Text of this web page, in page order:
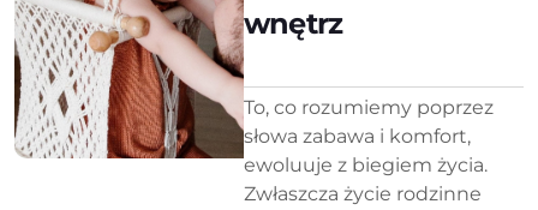
wnętrz
To, co rozumiemy poprzez
słowa zabawa i komfort,
ewoluuje z biegiem życia.
Zwłaszcza życie rodzinne